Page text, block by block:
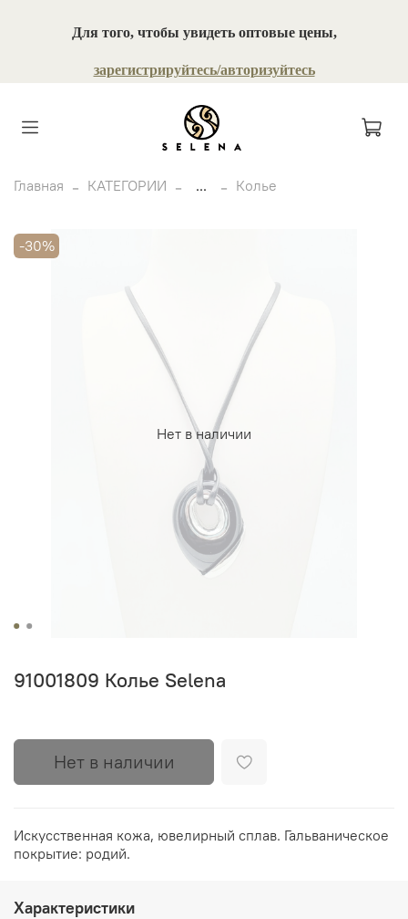
Для того, чтобы увидеть оптовые цены,
зарегистрируйтесь/авторизуйтесь
Главная КАТЕГОРИИ ... Колье
Нет в наличии
-30%
91001809 Колье Selena
Нет в наличии
Искусственная кожа, ювелирный сплав. Гальваническое
покрытие: родий.
Характеристики